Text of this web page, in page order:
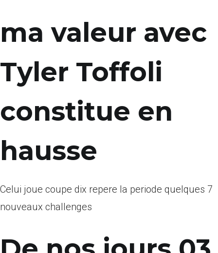
ma valeur avec
Tyler Toffoli
constitue en
hausse
Celui joue coupe dix repere la periode quelques 7
nouveaux challenges